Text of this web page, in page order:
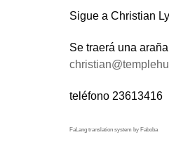
Sigue a Christian
Se traerá una
teléfono 23613416
FaLang translation system by Faboba